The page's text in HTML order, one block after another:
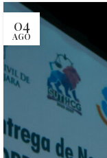
04
AGO